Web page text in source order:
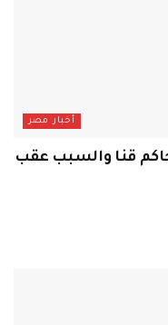
أخبار مصر
قنا والسبب عقب